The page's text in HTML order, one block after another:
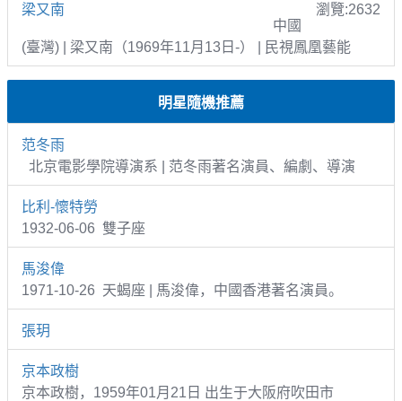
梁又南
瀏覽:2632
中國
(臺灣) | 梁又南（1969年11月13日-） | 民視鳳凰藝能
明星隨機推薦
范冬雨
北京電影學院導演系 | 范冬雨著名演員、編劇、導演
比利-懷特勞
1932-06-06 雙子座
馬浚偉
1971-10-26 天蝎座 | 馬浚偉，中國香港著名演員。
張玥
京本政樹
京本政樹，1959年01月21日 出生于大阪府吹田市